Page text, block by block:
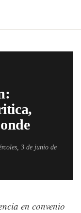
3 de junio de
en convenio